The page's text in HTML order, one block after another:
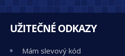
UŽITEČNÉ ODKAZY
Mám slevový kód